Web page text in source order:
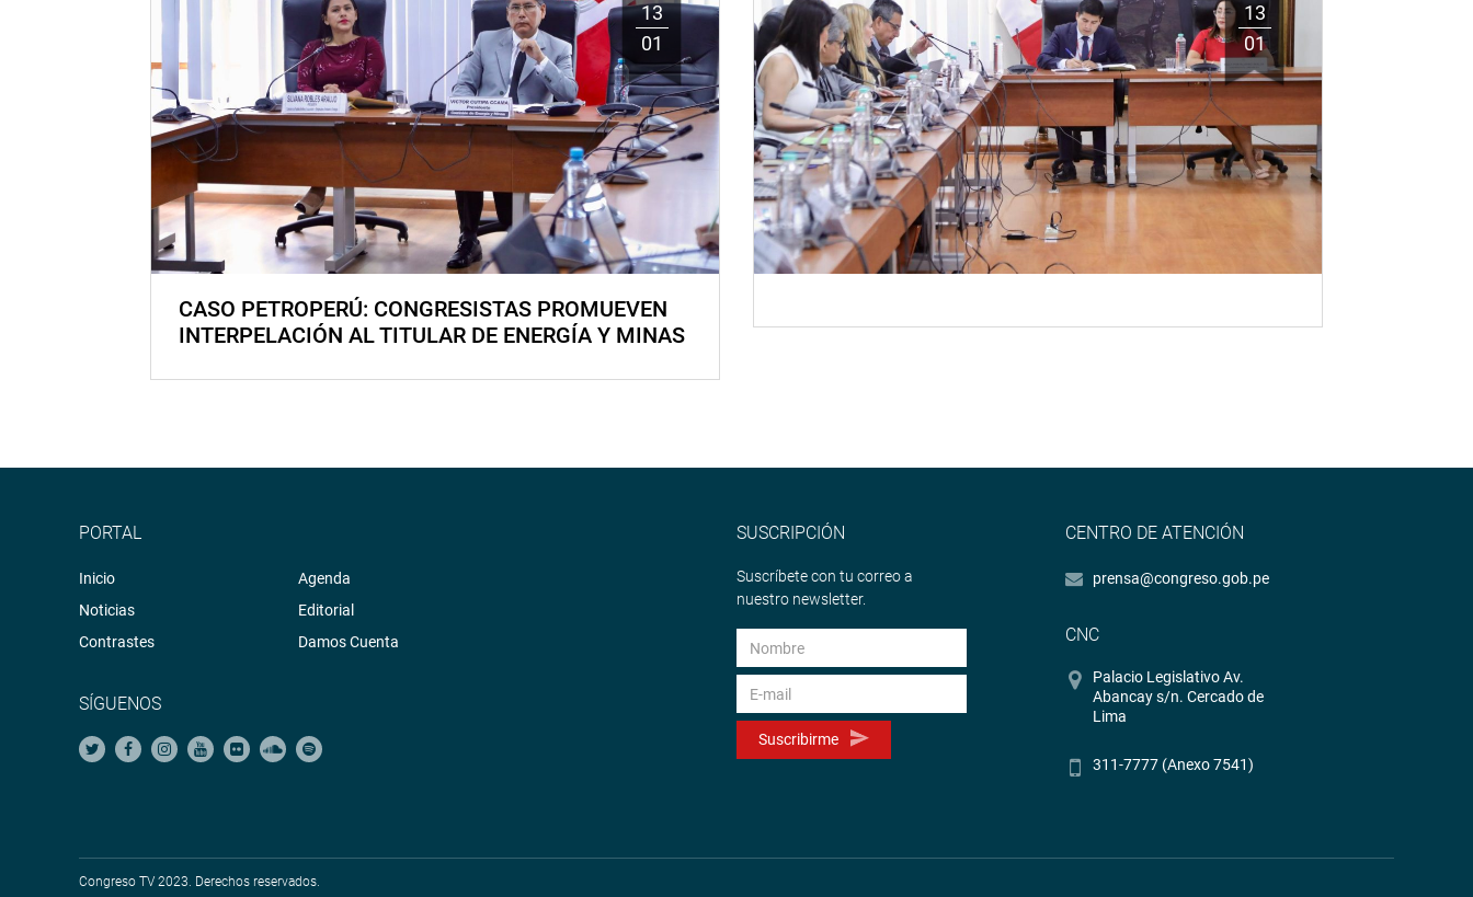
13
01
CASO PETROPERÚ: CONGRESISTAS PROMUEVEN
INTERPELACIÓN AL TITULAR DE ENERGÍA Y MINAS
13
01
PORTAL
Inicio
Noticias
Contrastes
Agenda
Editorial
Damos Cuenta
SÍGUENOS
SUSCRIPCIÓN
Suscríbete con tu correo a
nuestro newsletter.
Suscribirme
CENTRO DE ATENCIÓN
prensa@congreso.gob.pe
CNC
Palacio Legislativo Av.
Abancay s/n. Cercado de
Lima
311-7777 (Anexo 7541)
Congreso TV 2023. Derechos reservados.